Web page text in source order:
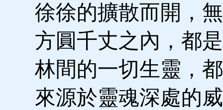
徐徐的擴散而開，
方圓千丈之內，都
林間的一切生靈，
來源於靈魂深處的